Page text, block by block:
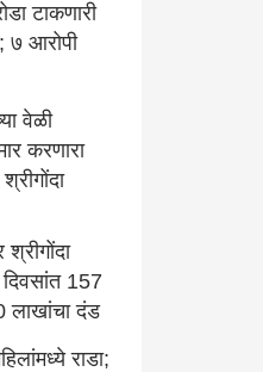
टाकणारी
७ आरोपी
वेळी
करणारा
दिवसांत 157
लाखांचा दंड
राडा;